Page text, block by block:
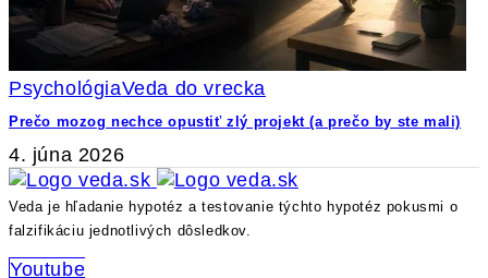
PsychológiaVeda do vrecka
Prečo mozog nechce opustiť zlý projekt (a prečo by ste mali)
4. júna 2026
Veda je hľadanie hypotéz a testovanie týchto hypotéz pokusmi o
falzifikáciu jednotlivých dôsledkov.
Youtube